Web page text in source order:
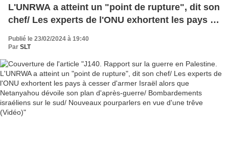
L'UNRWA a atteint un "point de rupture", dit son
chef/ Les experts de l'ONU exhortent les pays à
cesser d'armer Israël alors que Netanyahou
dévoile son plan d'après-guerre/
pourparlers en vue d'une trêve (Vidéo)
Publié le 23/02/2024 à 19:40
Par SLT